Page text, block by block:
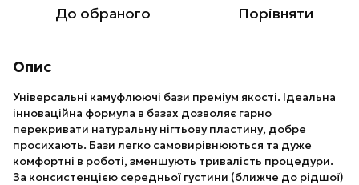
До обраного Порівняти
Опис
Універсальні камуфлюючі бази преміум якості. Ідеальна
інноваційна формула в базах дозволяє гарно
перекривати натуральну нігтьову пластину, добре
просихають. Бази легко самовирівнюються та дуже
комфортні в роботі, зменшують тривалість процедури.
За консистенцією середньої густини (ближче до рідшої)